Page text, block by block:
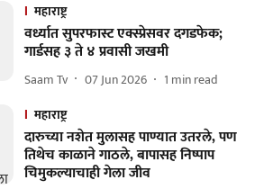
महाराष्ट्र
वर्ध्यात सुपरफास्ट एक्स्प्रेसवर दगडफेक;
गार्डसह ३ ते ४ प्रवासी जखमी
Saam Tv 07 Jun 2026 1 min read
महाराष्ट्र
दारुच्या नशेत मुलासह पाण्यात उतरले, पण
तिथेच काळाने गाठले, बापासह निष्पाप
चिमुकल्याचाही गेला जीव